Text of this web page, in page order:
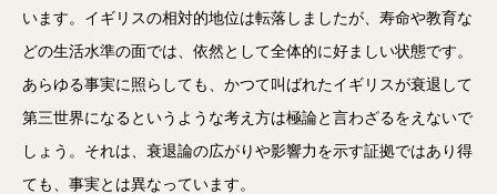
います。イギリスの相対的地位は転落しましたが、寿命や教育な
どの生活水準の面では、依然として全体的に好ましい状態です。
あらゆる事実に照らしても、かつて叫ばれたイギリスが衰退して
第三世界になるというような考え方は極論と言わざるをえないで
しょう。それは、衰退論の広がりや影響力を示す証拠ではあり得
ても、事実とは異なっています。